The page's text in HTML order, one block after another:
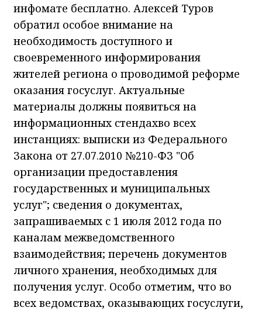
инфомате бесплатно. Алексей Туров
обратил особое внимание на
необходимость доступного и
своевременного информирования
жителей региона о проводимой реформе
оказания госуслуг. Актуальные
материалы должны появиться на
информационных стендахво всех
инстанциях: выписки из Федерального
Закона от 27.07.2010 №210-ФЗ "Об
организации предоставления
государственных и муниципальных
услуг"; сведения о документах,
запрашиваемых с 1 июля 2012 года по
каналам межведомственного
взаимодействия; перечень документов
личного хранения, необходимых для
получения услуг. Особо отметим, что во
всех ведомствах, оказывающих госуслуги,